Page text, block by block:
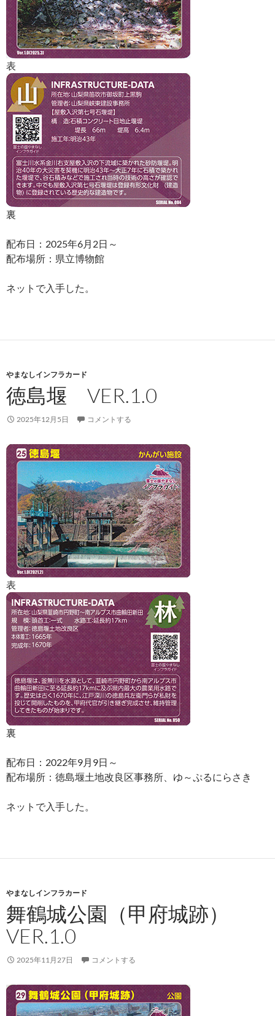
表
裏
配布日：2025年6月2日～
配布場所：県立博物館
ネットで入手した。
やまなしインフラカード
徳島堰 VER.1.0
2025年12月5日 コメントする
表
裏
配布日：2022年9月9日～
配布場所：徳島堰土地改良区事務所、ゆ～ぷるにらさき
ネットで入手した。
やまなしインフラカード
舞鶴城公園（甲府城跡）
VER.1.0
2025年11月27日 コメントする